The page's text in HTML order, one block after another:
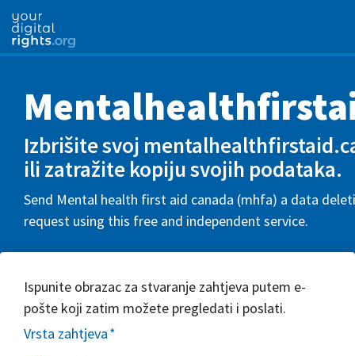
Izbrišite svoj
ili zatražite kopiju svojih podataka.
Send Mental health first aid canada (mhfa) a data
request using this free and independent service.
Ispunite obrazac za stvaranje zahtjeva putem e-
pošte koji zatim možete pregledati i poslati.
Vrsta zahtjeva*